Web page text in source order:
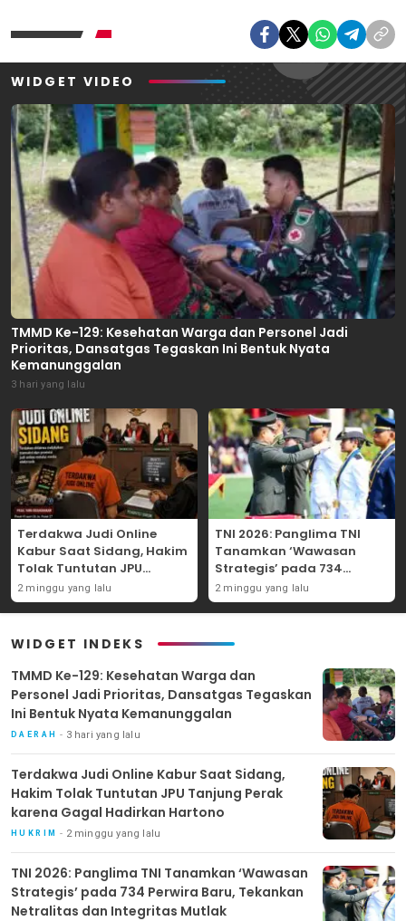
WIDGET VIDEO
TMMD Ke-129: Kesehatan Warga dan Personel Jadi
Prioritas, Dansatgas Tegaskan Ini Bentuk Nyata
Kemanunggalan
3 hari yang lalu
Terdakwa Judi Online
Kabur Saat Sidang, Hakim
Tolak Tuntutan JPU
Tanjung Perak karena
Gagal Hadirkan Hartono
2 minggu yang lalu
TNI 2026: Panglima TNI
Tanamkan ‘Wawasan
Strategis’ pada 734
Perwira Baru, Tekankan
Netralitas dan Integritas
2 minggu yang lalu
WIDGET INDEKS
TMMD Ke-129: Kesehatan Warga dan
Personel Jadi Prioritas, Dansatgas Tegaskan
Ini Bentuk Nyata Kemanunggalan
DAERAH 3 hari yang lalu
Terdakwa Judi Online Kabur Saat Sidang,
Hakim Tolak Tuntutan JPU Tanjung Perak
karena Gagal Hadirkan Hartono
HUKRIM 2 minggu yang lalu
TNI 2026: Panglima TNI Tanamkan ‘Wawasan
Strategis’ pada 734 Perwira Baru, Tekankan
Netralitas dan Integritas Mutlak